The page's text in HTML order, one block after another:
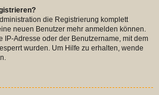
die Registrierung komplett
neuen Benutzer mehr anmelden können.
IP-Adresse oder der Benutzername, mit dem
wurden. Um Hilfe zu erhalten, wende